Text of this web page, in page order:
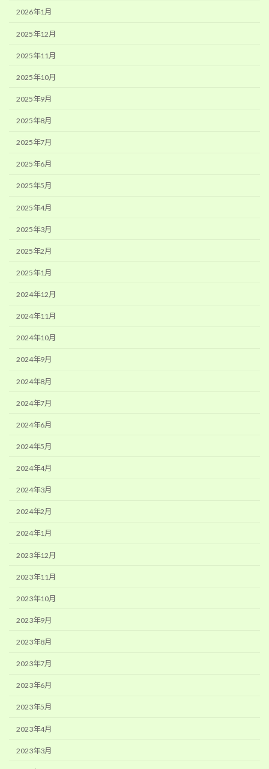
2026年1月
2025年12月
2025年11月
2025年10月
2025年9月
2025年8月
2025年7月
2025年6月
2025年5月
2025年4月
2025年3月
2025年2月
2025年1月
2024年12月
2024年11月
2024年10月
2024年9月
2024年8月
2024年7月
2024年6月
2024年5月
2024年4月
2024年3月
2024年2月
2024年1月
2023年12月
2023年11月
2023年10月
2023年9月
2023年8月
2023年7月
2023年6月
2023年5月
2023年4月
2023年3月